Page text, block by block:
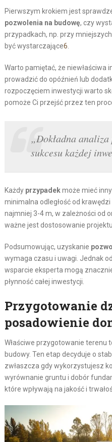
Pierwszym krokiem jest
pozwolenia na budowę, czy
przypadkach, np. przy
być wystarczające6.
Warto pamiętać, że niewłaściwa
prowadzić do opóźnień lub
rozpoczęciem inwestycji warto
pomoże Ci przejść przez ten
„Dokładna
sukcesu każdej
Każdy przypadekmoże mieć
minimalna odległość od
najmniej 3-4 m, w zależności od
ważne jest dostosowanie
Podsumowując, uzyskanie
wymaga czasu i uwagi. Jednak
wsparcie eksperta mogą
płynność całej inwestycji.
Przygotowanie
posadowienie
Właściwe przygotowanie terenu
budowy. Ten etap decyduje o
zwłaszcza gdy wykorzystujesz
wyrównanie gruntu i dobór
które wpływają na jakość i